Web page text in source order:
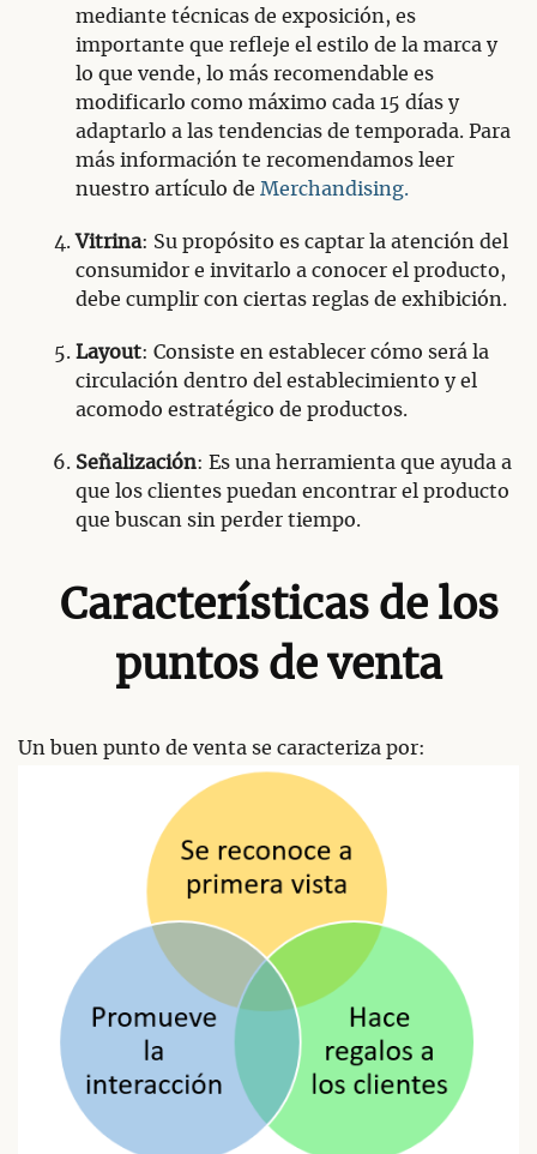
mediante técnicas de exposición, es
importante que refleje el estilo de la marca y
lo que vende, lo más recomendable es
modificarlo como máximo cada 15 días y
adaptarlo a las tendencias de temporada. Para
más información te recomendamos leer
nuestro artículo de Merchandising.
Vitrina: Su propósito es captar la atención del
consumidor e invitarlo a conocer el producto,
debe cumplir con ciertas reglas de exhibición.
Layout: Consiste en establecer cómo será la
circulación dentro del establecimiento y el
acomodo estratégico de productos.
Señalización: Es una herramienta que ayuda a
que los clientes puedan encontrar el producto
que buscan sin perder tiempo.
Características de los
puntos de venta
Un buen punto de venta se caracteriza por: